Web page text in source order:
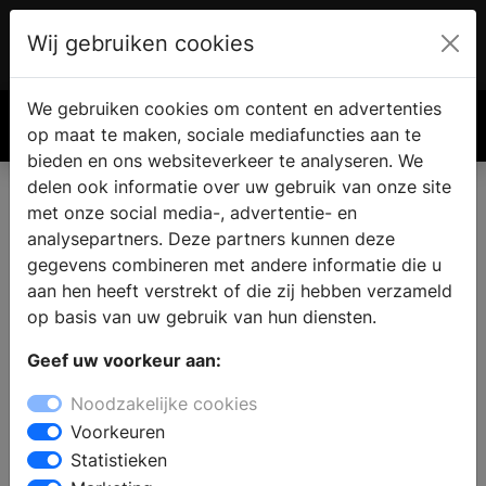
€ 0.00
Wij gebruiken cookies
We gebruiken cookies om content en advertenties
op maat te maken, sociale mediafuncties aan te
bieden en ons websiteverkeer te analyseren. We
delen ook informatie over uw gebruik van onze site
met onze social media-, advertentie- en
analysepartners. Deze partners kunnen deze
gegevens combineren met andere informatie die u
aan hen heeft verstrekt of die zij hebben verzameld
op basis van uw gebruik van hun diensten.
Geef uw voorkeur aan:
Noodzakelijke cookies
Voorkeuren
Statistieken